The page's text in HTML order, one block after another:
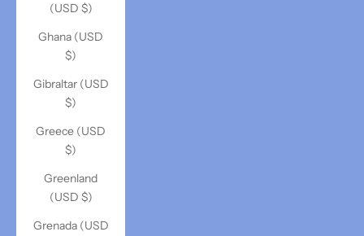
(USD $)
Ghana (USD
$)
Gibraltar (USD
$)
Greece (USD
$)
Greenland
(USD $)
Grenada (USD